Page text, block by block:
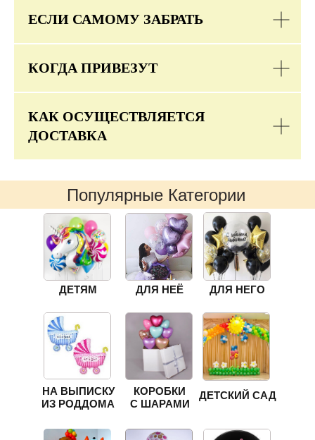
ЕСЛИ САМОМУ ЗАБРАТЬ
КОГДА ПРИВЕЗУТ
КАК ОСУЩЕСТВЛЯЕТСЯ
ДОСТАВКА
Популярные Категории
ДЛЯ НЕЁ ДЛЯ НЕГО
ДЕТЯМ
НА ВЫПИСКУ
ИЗ РОДДОМА
КОРОБКИ
С ШАРАМИ
ДЕТСКИЙ САД